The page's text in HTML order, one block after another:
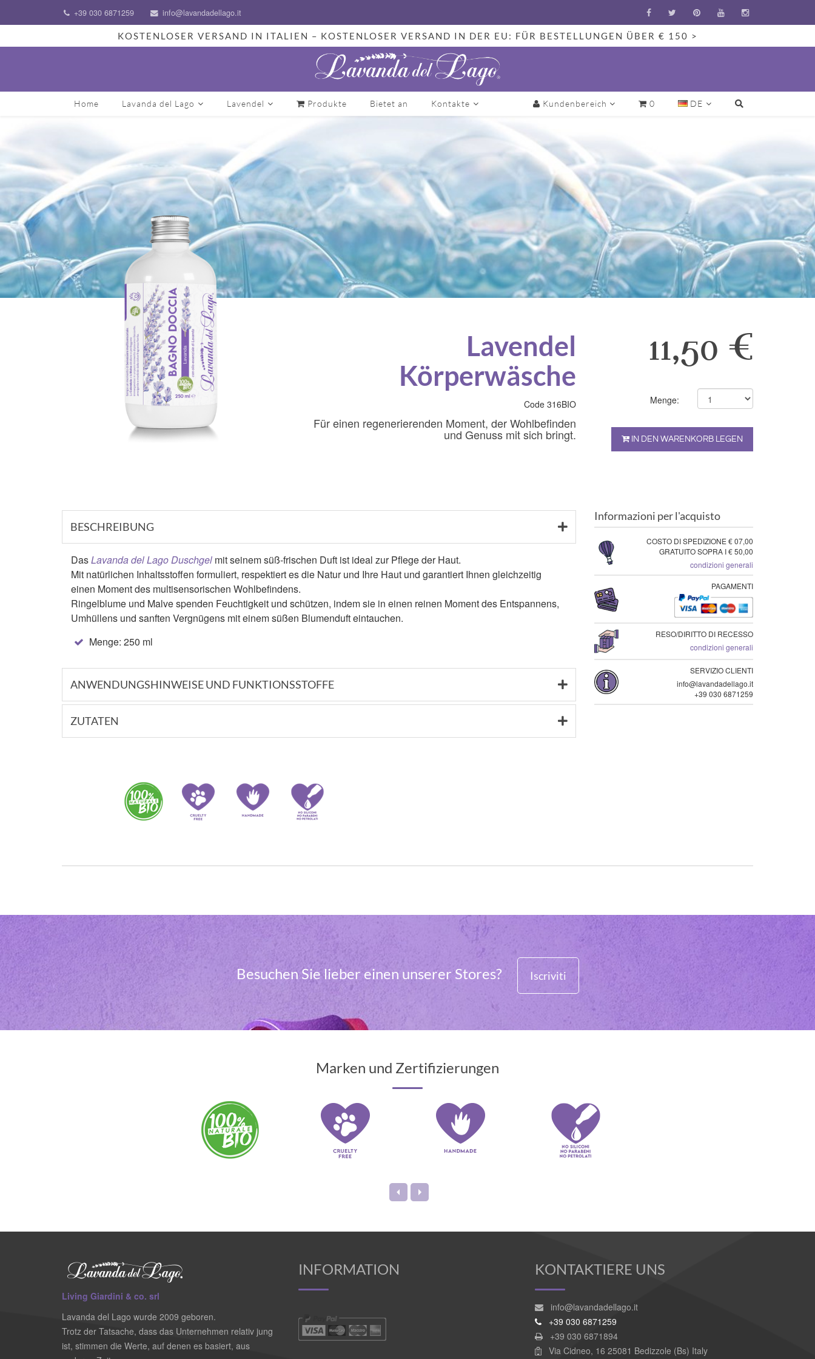
+39 030 6871259 info@lavandadellago.it
KOSTENLOSER VERSAND IN ITALIEN – KOSTENLOSER VERSAND IN DER EU: FÜR BESTELLUNGEN ÜBER € 150 >
Home Lavanda del Lago Lavendel Produkte Bietet an Kontakte Kundenbereich 0 DE
Lavendel
Körperwäsche
Code 316BIO
Für einen regenerierenden Moment, der Wohlbefinden
und Genuss mit sich bringt.
11,50 €
Menge:
IN DEN WARENKORB LEGEN
BESCHREIBUNG
DasLavanda del Lago Duschgel mit seinem süß-frischen Duft ist ideal zur Pflege der Haut.
Mit natürlichen Inhaltsstoffen formuliert, respektiert es die Natur und Ihre Haut und garantiert Ihnen gleichzeitig
einen Moment des multisensorischen Wohlbefindens.
Ringelblume und Malve spenden Feuchtigkeit und schützen, indem sie in einen reinen Moment des Entspannens,
Umhüllens und sanften Vergnügens mit einem süßen Blumenduft eintauchen.
Menge: 250 ml
ANWENDUNGSHINWEISE UND FUNKTIONSSTOFFE
ZUTATEN
Informazioni per l'acquisto
COSTO DI SPEDIZIONE € 07,00
GRATUITO SOPRA I € 50,00
condizioni generali
PAGAMENTI
RESO/DIRITTO DI RECESSO
condizioni generali
SERVIZIO CLIENTI
info@lavandadellago.it
+39 030 6871259
Besuchen Sie lieber einen unserer Stores? Iscriviti
Marken und Zertifizierungen
Living Giardini & co. srl
Lavanda del Lago wurde 2009 geboren.
Trotz der Tatsache, dass das Unternehmen relativ jung
ist, stimmen die Werte, auf denen es basiert, aus
INFORMATION KONTAKTIERE UNS
info@lavandadellago.it
+39 030 6871259
+39 030 6871894
Via Cidneo, 16 25081 Bedizzole (Bs) Italy